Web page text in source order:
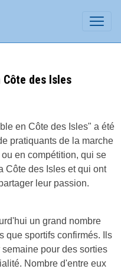
des Isles
en Côte des Isles" a été
pratiquants de la marche
en compétition, qui se
Côte des Isles et qui ont
leur passion.
un grand nombre
que sportifs confirmés. Ils
pour des sorties
Nombre d'entre eux